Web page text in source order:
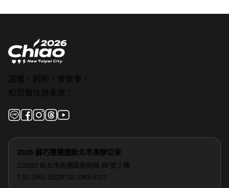
溫暖、創新、會做事，
和您做伙拚未來！
2026 蘇巧慧競選新北市長辦公室
220335 新北市板橋區新府路 88 號 2 樓
T 02-2963-5523F 02-2963-5323